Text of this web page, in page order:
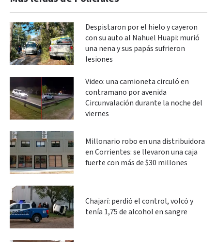
Despistaron por el hielo y cayeron
con su auto al Nahuel Huapi: murió
una nena y sus papás sufrieron
lesiones
Video: una camioneta circuló en
contramano por avenida
Circunvalación durante la noche del
viernes
Millonario robo en una distribuidora
en Corrientes: se llevaron una caja
fuerte con más de $30 millones
Chajarí: perdió el control, volcó y
tenía 1,75 de alcohol en sangre